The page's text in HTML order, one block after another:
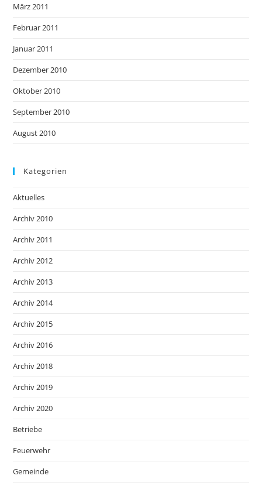
März 2011
Februar 2011
Januar 2011
Dezember 2010
Oktober 2010
September 2010
August 2010
Kategorien
Aktuelles
Archiv 2010
Archiv 2011
Archiv 2012
Archiv 2013
Archiv 2014
Archiv 2015
Archiv 2016
Archiv 2018
Archiv 2019
Archiv 2020
Betriebe
Feuerwehr
Gemeinde